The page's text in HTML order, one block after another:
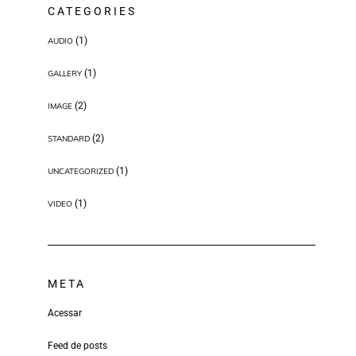
CATEGORIES
AUDIO (1)
GALLERY(1)
IMAGE(2)
STANDARD(2)
UNCATEGORIZED(1)
VIDEO (1)
META
Acessar
Feed de posts